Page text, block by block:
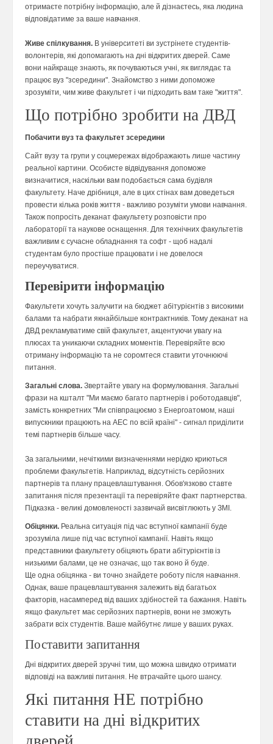
отримаєте потрібну інформацію, але й дізнаєтесь, яка людина
відповідатиме за ваше навчання.
Живе спілкування. В університеті ви зустрінете студентів-
волонтерів, які допомагають на дні відкритих дверей. Саме
вони найкраще знають, як почуваються учні, як виглядає та
працює вуз "зсередини". Знайомство з ними допоможе
зрозуміти, чим живе факультет і чи підходить вам таке "життя".
Що потрібно зробити на ДВД
Побачити вуз та факультет зсередини
Сайт вузу та групи у соцмережах відображають лише частину
реальної картини. Особисте відвідування допоможе
визначитися, наскільки вам подобається сама будівля
факультету. Наче дрібниця, але в цих стінах вам доведеться
провести кілька років життя - важливо розуміти умови навчання.
Також попросіть деканат факультету розповісти про
лабораторії та наукове оснащення. Для технічних факультетів
важливим є сучасне обладнання та софт - щоб надалі
студентам було простіше працювати і не довелося
переучуватися.
Перевірити інформацію
Факультети хочуть залучити на бюджет абітурієнтів з високими
балами та набрати якнайбільше контрактників. Тому деканат на
ДВД рекламуватиме свій факультет, акцентуючи увагу на
плюсах та уникаючи складних моментів. Перевіряйте всю
отриману інформацію та не соромтеся ставити уточнюючі
питання.
Загальні слова. Звертайте увагу на формулювання. Загальні
фрази на кшталт "Ми маємо багато партнерів і роботодавців",
замість конкретних "Ми співпрацюємо з Енергоатомом, наші
випускники працюють на АЕС по всій країні" - сигнал приділити
темі партнерів більше часу.
За загальними, нечіткими визначеннями нерідко криються
проблеми факультетів. Наприклад, відсутність серйозних
партнерів та плану працевлаштування. Обов'язково ставте
запитання після презентації та перевіряйте факт партнерства.
Підказка - великі домовленості зазвичай висвітлюють у ЗМІ.
Обіцянки. Реальна ситуація під час вступної кампанії буде
зрозуміла лише під час вступної кампанії. Навіть якщо
представники факультету обіцяють брати абітурієнтів із
низькими балами, це не означає, що так воно й буде.
Ще одна обіцянка - ви точно знайдете роботу після навчання.
Однак, ваше працевлаштування залежить від багатьох
факторів, насамперед від ваших здібностей та бажання. Навіть
якщо факультет має серйозних партнерів, вони не зможуть
забрати всіх студентів. Ваше майбутнє лише у ваших руках.
Поставити запитання
Дні відкритих дверей зручні тим, що можна швидко отримати
відповіді на важливі питання. Не втрачайте цього шансу.
Які питання НЕ потрібно
ставити на дні відкритих